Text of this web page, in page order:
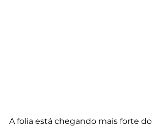
A folia está chegando mais forte do